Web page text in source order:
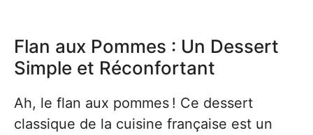
Flan aux Pommes : Un Dessert
Simple et Réconfortant
Ah, le flan aux pommes ! Ce dessert
classique de la cuisine française est un